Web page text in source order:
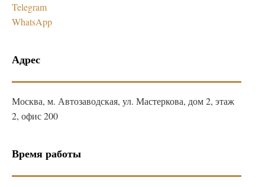
Telegram
WhatsApp
Адрес
Москва, м. Автозаводская, ул. Мастеркова, дом 2, этаж
2, офис 200
Время работы